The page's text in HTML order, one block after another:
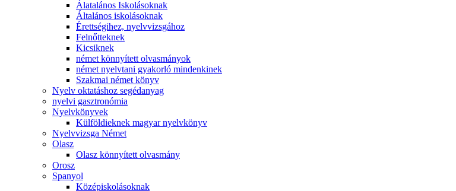
Álatalános Iskolásoknak
Általános iskolásoknak
Érettségihez, nyelvvizsgához
Felnőtteknek
Kicsiknek
német könnyített olvasmányok
német nyelvtani gyakorló mindenkinek
Szakmai német könyv
Nyelv oktatáshoz segédanyag
nyelvi gasztronómia
Nyelvkönyvek
Külföldieknek magyar nyelvkönyv
Nyelvvizsga Német
Olasz
Olasz könnyített olvasmány
Orosz
Spanyol
Középiskolásoknak